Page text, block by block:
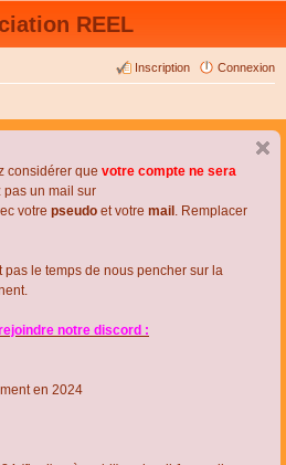
REEL
Connexion
Inscription
considérer que votre compte ne sera
pas un mail sur
votre pseudo et votre mail . Remplacer
le temps de nous pencher sur la
notre discord :
en 2024